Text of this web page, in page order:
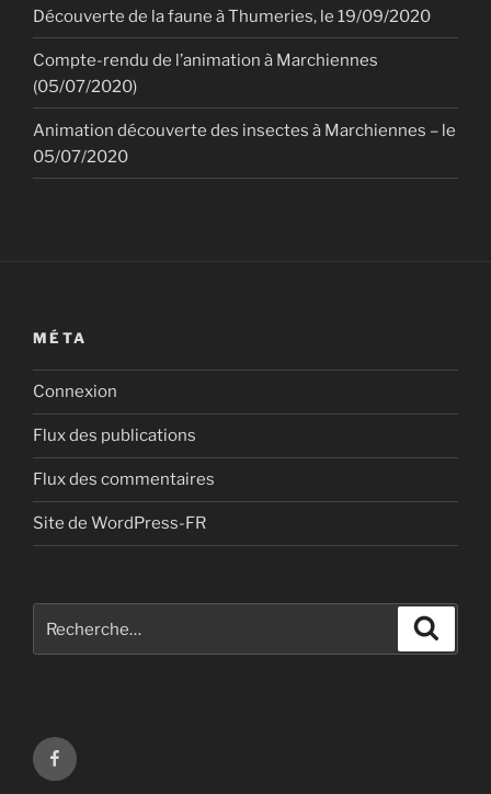
Découverte de la faune à Thumeries, le 19/09/2020
Compte-rendu de l’animation à Marchiennes
(05/07/2020)
Animation découverte des insectes à Marchiennes – le
05/07/2020
MÉTA
Connexion
Flux des publications
Flux des commentaires
Site de WordPress-FR
Page
facebook